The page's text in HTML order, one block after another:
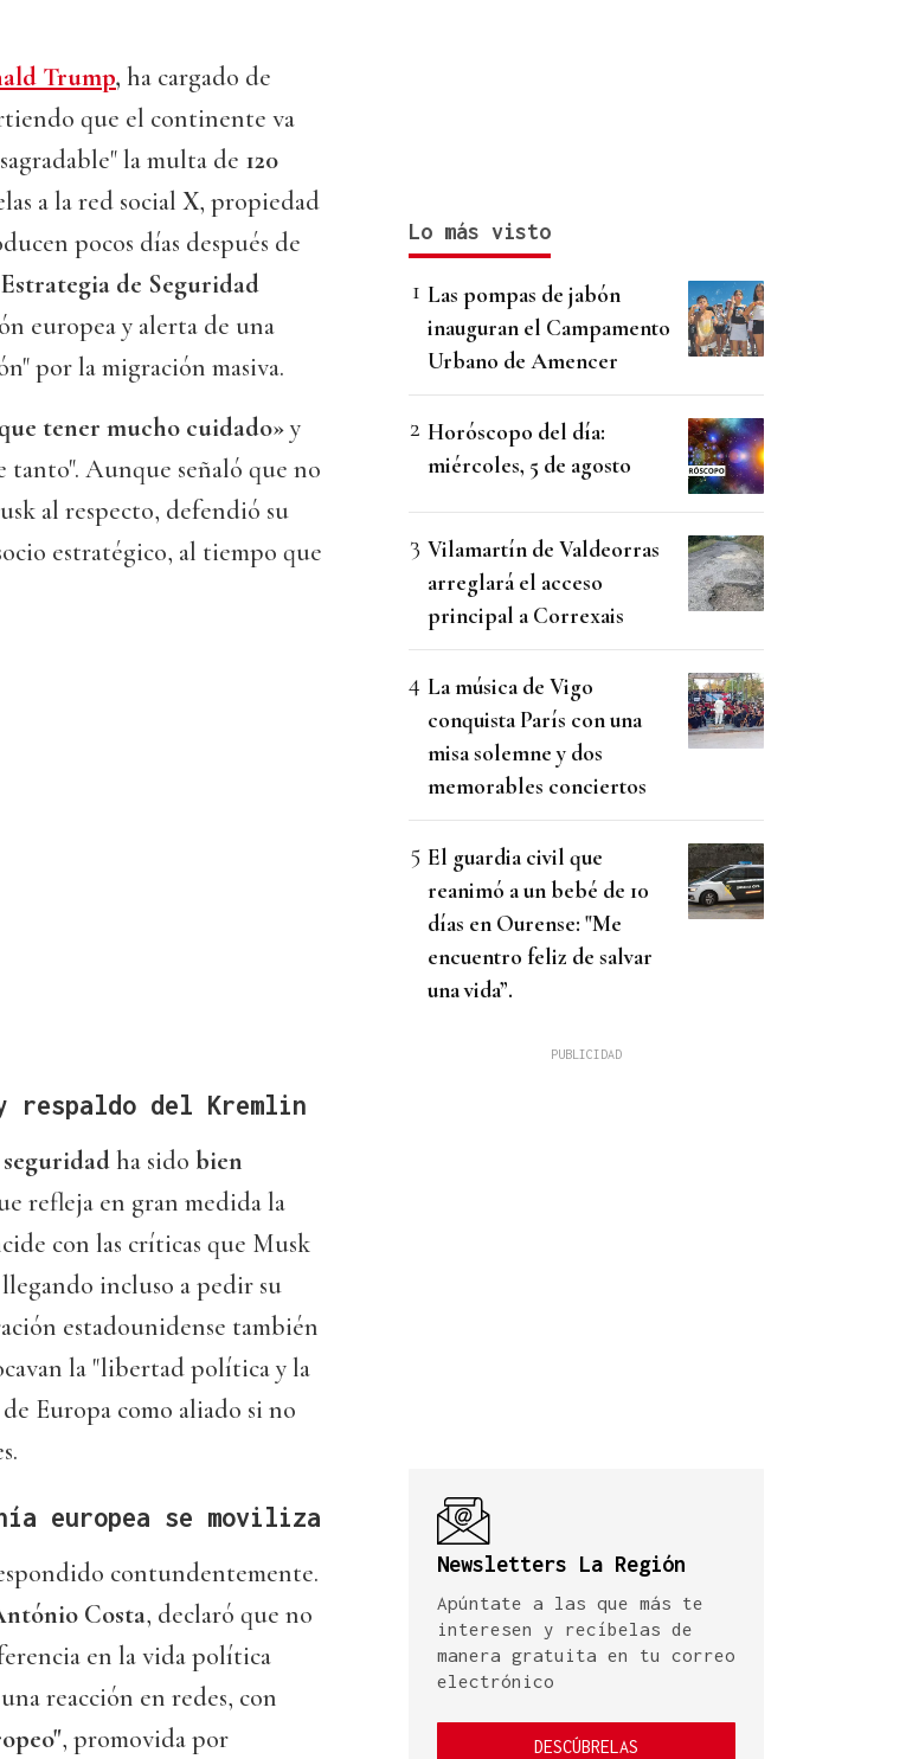
Trump, ha cargado de
que el continente va
la multa de 120
a la red social X, propiedad
pocos días después de
de Seguridad
europea y alerta de una
por la migración masiva.
tener mucho cuidado»y
tanto". Aunque señaló que no
al respecto, defendió su
estratégico, al tiempo que
respaldo del Kremlin
ha sido bien
refleja en gran medida la
con las críticas que Musk
incluso a pedir su
estadounidense también
la "libertad política y la
Europa como aliado si no
europea se moviliza
contundentemente.
Costa, declaró que no
en la vida política
reacción en redes, con
, promovida por
Lo más visto
Las pompas de jabón
inauguran el Campamento
Urbano de Amencer
Horóscopo del día:
miércoles, 5 de agosto
Vilamartín de Valdeorras
arreglará el acceso
principal a Correxais
La música de Vigo
conquista París con una
misa solemne y dos
memorables conciertos
El guardia civil que
reanimó a un bebé de 10
días en Ourense: "Me
encuentro feliz de salvar
una vida”.
Newsletters La Región
Apúntate a las que más te
interesen y recíbelas de
manera gratuita en tu correo
electrónico
DESCÚBRELAS